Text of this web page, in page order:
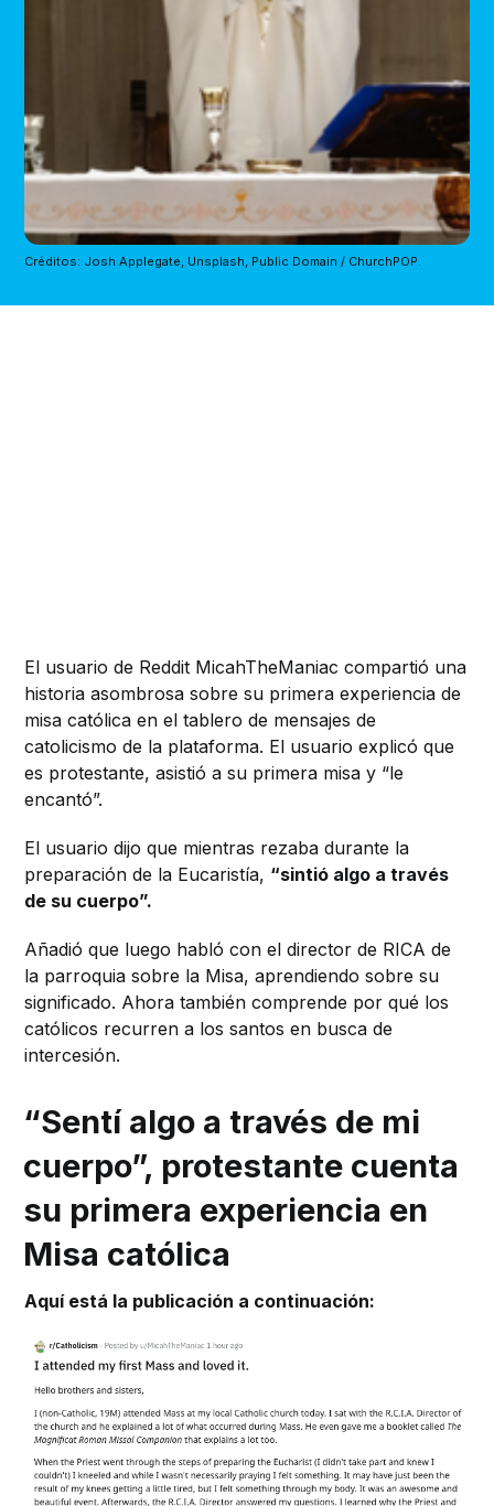
Créditos: Josh Applegate, Unsplash, Public Domain / ChurchPOP.
El usuario de Reddit MicahTheManiac compartió una
historia asombrosa sobre su primera experiencia de
misa católica en el tablero de mensajes de
catolicismo de la plataforma. El usuario explicó que
es protestante, asistió a su primera misa y “le
encantó”.
El usuario dijo que mientras rezaba durante la
preparación de la Eucaristía, “sintió algo a través
de su cuerpo”.
Añadió que luego habló con el director de RICA de
la parroquia sobre la Misa, aprendiendo sobre su
significado. Ahora también comprende por qué los
católicos recurren a los santos en busca de
intercesión.
“Sentí algo a través de mi
cuerpo”, protestante cuenta
su primera experiencia en
Misa católica
Aquí está la publicación a continuación: